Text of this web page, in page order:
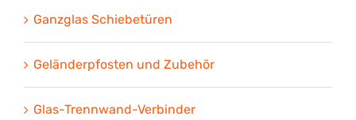
Ganzglas Schiebetüren
Geländerpfosten und Zubehör
Glas-Trennwand-Verbinder